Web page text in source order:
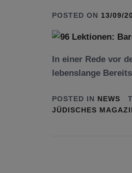
POSTED ON 13/09/
In einer Rede vor
lebenslange
POSTED IN NEWS
JÜDISCHES